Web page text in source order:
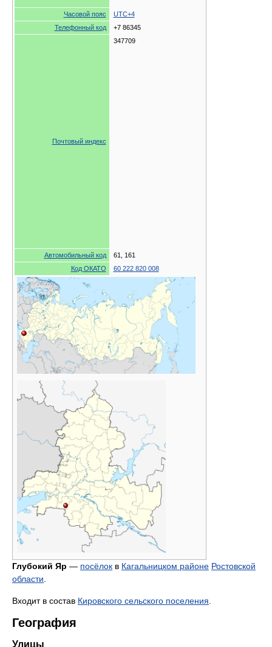
Часовой пояс
UTC+4
Телефонный код
+7 86345
Почтовый индекс
347709
Автомобильный код
61, 161
Код ОКАТО
60 222 820 008
Глубокий Яр — посёлок в Кагальницком районе Ростовской
области
Входит в состав Кировского сельского поселения
География
Улицы